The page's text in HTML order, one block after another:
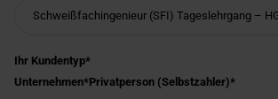
Ihr Kundentyp
Unternehmen Privatperson (Selbstzahler)